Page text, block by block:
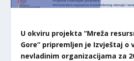
U okviru projekta “Mreža
Gore” pripremljen je Izvještaj o
nevladinim organizacijama za